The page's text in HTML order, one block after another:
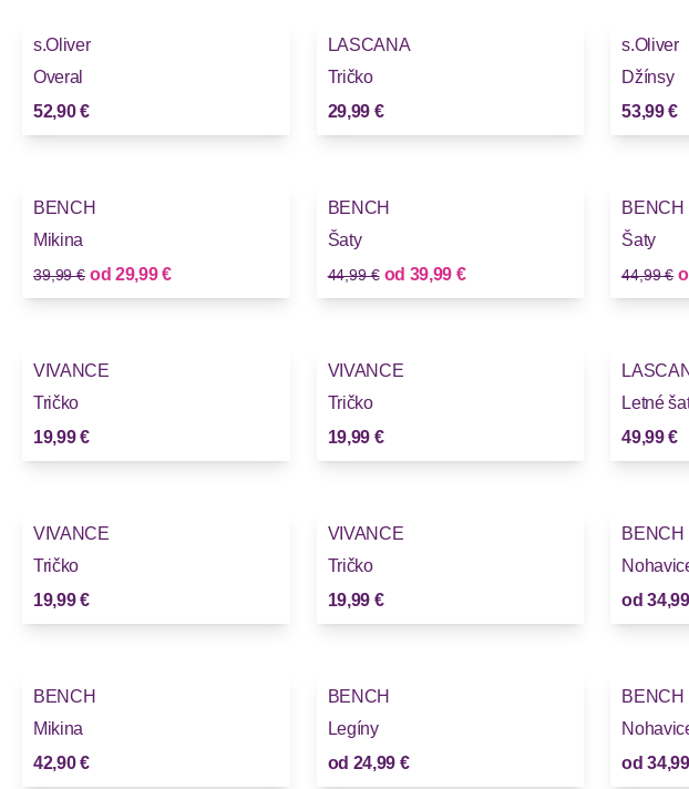
s.Oliver
Overal
52,90 €
LASCANA
Tričko
29,99 €
s.Oliver
Džínsy
53,99 €
BENCH
Mikina
Stará cena
39,99 € odNová cena
29,99 €
BENCH
Šaty
Stará cena
44,99 € odNová cena
39,99 €
BENCH
Šaty
Stará
44,99 €
VIVANCE
Tričko
19,99 €
VIVANCE
Tričko
19,99 €
Letné
49,99 €
VIVANCE
Tričko
19,99 €
VIVANCE
Tričko
19,99 €
BENCH
od
BENCH
Mikina
42,90 €
BENCH
Legíny
od 24,99 €
BENCH
od